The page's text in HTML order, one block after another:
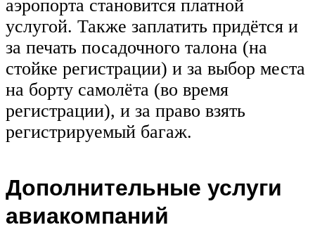
аэропорта становится платной
услугой. Также заплатить придётся и
за печать посадочного талона (на
стойке регистрации) и за выбор места
на борту самолёта (во время
регистрации), и за право взять
регистрируемый багаж.
Дополнительные услуги
авиакомпаний